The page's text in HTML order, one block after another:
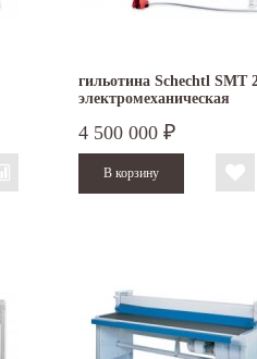
гильотина Schechtl SMT
электромеханическая
4 500 000 ₽